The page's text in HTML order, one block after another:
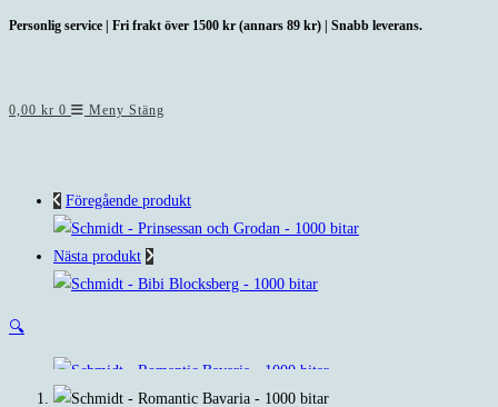
Hoppa
Personlig service | Fri frakt över 1500 kr (annars 89 kr) | Snabb leverans.
0,00 kr 0 Meny Stäng
Föregående produkt
Nästa produkt
🔍